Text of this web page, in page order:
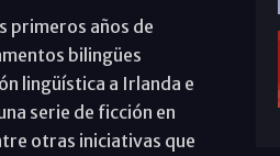
primeros años de
bilingües
lingüística a Irlanda e
serie de ficción en
otras iniciativas que